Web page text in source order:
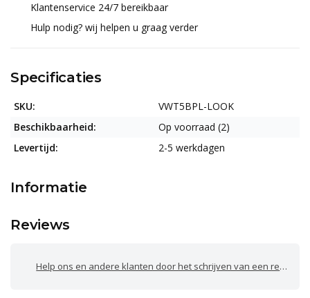
Klantenservice 24/7 bereikbaar
Hulp nodig? wij helpen u graag verder
Specificaties
SKU:
VWT5BPL-LOOK
Beschikbaarheid:
Op voorraad (2)
Levertijd:
2-5 werkdagen
Informatie
Reviews
Help ons en andere klanten door het schrijven van een review